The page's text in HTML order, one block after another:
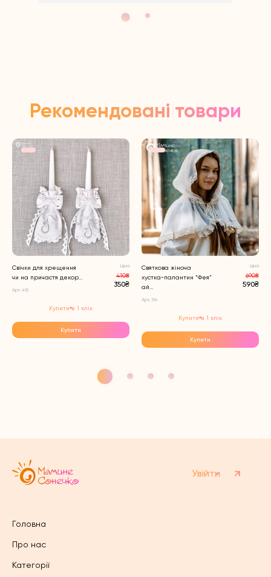
Рекомендовані товари
Свічки для хрещення
чи на причастя декор...
Арт. 415
Ціна
410₴
350₴
Купити в 1 клік
Купити
Святкова жіноча
хустка-палантин “Фея”
ай...
Арт. 316
Ціна
690₴
590₴
Купити в 1 клік
Купити
Увійти
Головна
Про нас
Категорії